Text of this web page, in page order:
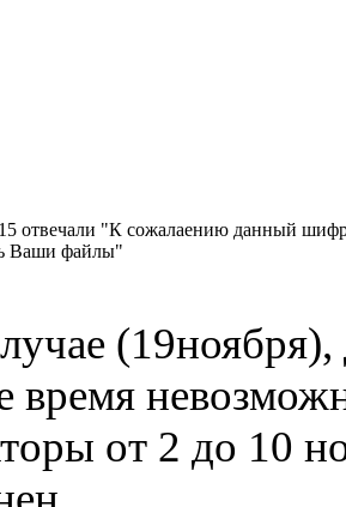
отвечали "К сожалаению данный
Ваши файлы"
время
от 2 до 10